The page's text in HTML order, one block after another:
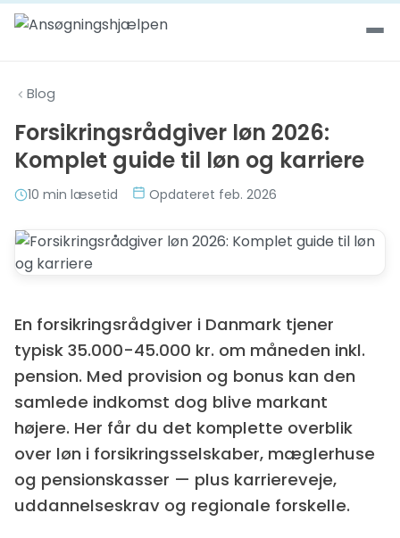
Spring til indhold
Blog
Forsikringsrådgiver løn 2026:
Komplet guide til løn og karriere
10 min læsetid Opdateret feb. 2026
En forsikringsrådgiver i Danmark tjener
typisk 35.000-45.000 kr. om måneden inkl.
pension. Med provision og bonus kan den
samlede indkomst dog blive markant
højere. Her får du det komplette overblik
over løn i forsikringsselskaber, mæglerhuse
og pensionskasser — plus karriereveje,
uddannelseskrav og regionale forskelle.